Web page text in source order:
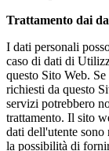
Trattamento dai
I dati personali
caso di dati di
questo Sito Web.
richiesti da questo
servizi potrebbero
trattamento. Il sito
dati dell'utente sono
la possibilità di